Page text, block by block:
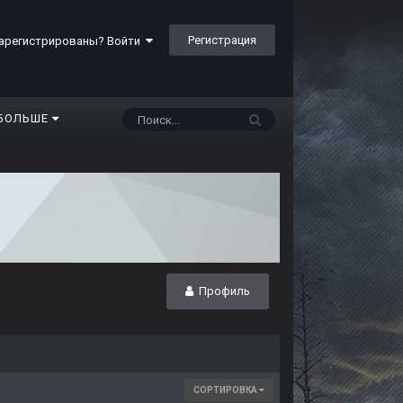
Войти Регистрация
Профиль
СОРТИРОВКА